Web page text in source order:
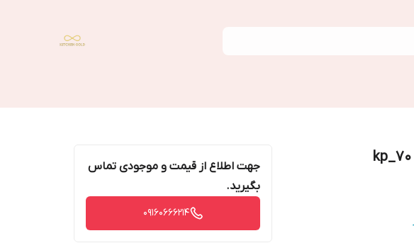
جهت اطلاع از قیمت و موجودی تماس
بگیرید.
09160666214